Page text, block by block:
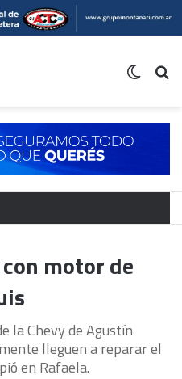
motor de
la Chevy de Agustín
lleguen a reparar el
en Rafaela.